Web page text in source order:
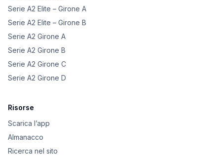
Serie A2 Elite – Girone A
Serie A2 Elite – Girone B
Serie A2 Girone A
Serie A2 Girone B
Serie A2 Girone C
Serie A2 Girone D
Risorse
Scarica l’app
Almanacco
Ricerca nel sito